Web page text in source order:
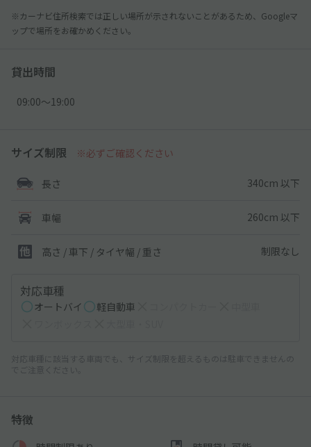
※カーナビ住所検索では正しい場所が示されないことがあるため、Googleマ
ップで場所をお確かめください。
貸出時間
09:00〜19:00
サイズ制限 ※必ずご確認ください
長さ 340cm 以下
車幅 260cm 以下
高さ / 車下 / タイヤ幅 / 重さ 制限なし
対応車種
オートバイ 軽自動車
対応車種に該当する車両でも、サイズ制限を超えるものは駐車できませんの
でご注意ください。
特徴